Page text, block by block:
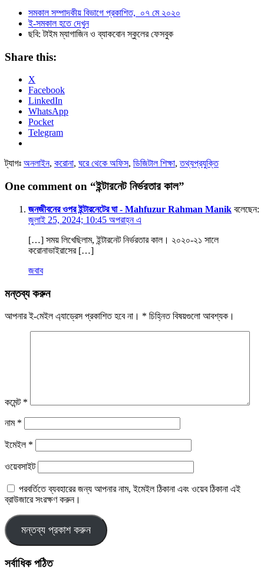
সমকাল সম্পাদকীয় বিভাগে প্রকাশিত, ০৭ মে ২০২০
ই-সমকাল হতে দেখুন
ছবি: টাইম ম্যাগাজিন ও ব্যাকবোন স্কুলের ফেসবুক
Share this:
X
Facebook
LinkedIn
WhatsApp
Pocket
Telegram
ট্যাগঃ অনলাইন, করোনা, ঘরে থেকে অফিস, ডিজিটাল শিক্ষা,তথ্যপ্রযুক্তি
One comment on “ইন্টারনেট নির্ভরতার কাল”
জনজীবনের ওপর ইন্টারনেটের ঘা - Mahfuzur Rahman Manik বলেছেন:
জুলাই 25, 2024; 10:45 অপরাহ্ন এ
[…] সময় লিখেছিলাম, ইন্টারনেট নির্ভরতার কাল। ২০২০-২১ সালে
করোনাভাইরাসের […]
জবাব
মন্তব্য করুন
আপনার ই-মেইল এ্যাড্রেস প্রকাশিত হবে না। * চিহ্নিত বিষয়গুলো আবশ্যক।
কমেন্ট *
নাম *
ইমেইল *
ওয়েবসাইট
পরবর্তিতে ব্যবহারের জন্য আপনার নাম, ইমেইল ঠিকানা এবং ওয়েব ঠিকানা এই
ব্রাউজারে সংরক্ষণ করুন।
সর্বাধিক পঠিত